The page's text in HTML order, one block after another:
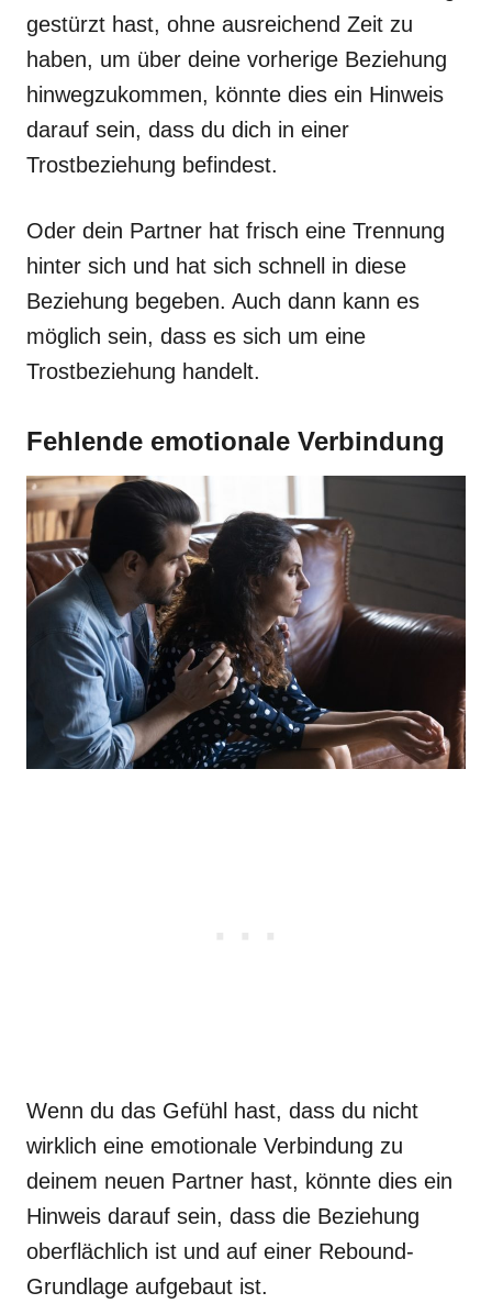
gestürzt hast, ohne ausreichend Zeit zu
haben, um über deine vorherige Beziehung
hinwegzukommen, könnte dies ein Hinweis
darauf sein, dass du dich in einer
Trostbeziehung befindest.
Oder dein Partner hat frisch eine Trennung
hinter sich und hat sich schnell in diese
Beziehung begeben. Auch dann kann es
möglich sein, dass es sich um eine
Trostbeziehung handelt.
Fehlende emotionale Verbindung
Wenn du das Gefühl hast, dass du nicht
wirklich eine emotionale Verbindung zu
deinem neuen Partner hast, könnte dies ein
Hinweis darauf sein, dass die Beziehung
oberflächlich ist und auf einer Rebound-
Grundlage aufgebaut ist.